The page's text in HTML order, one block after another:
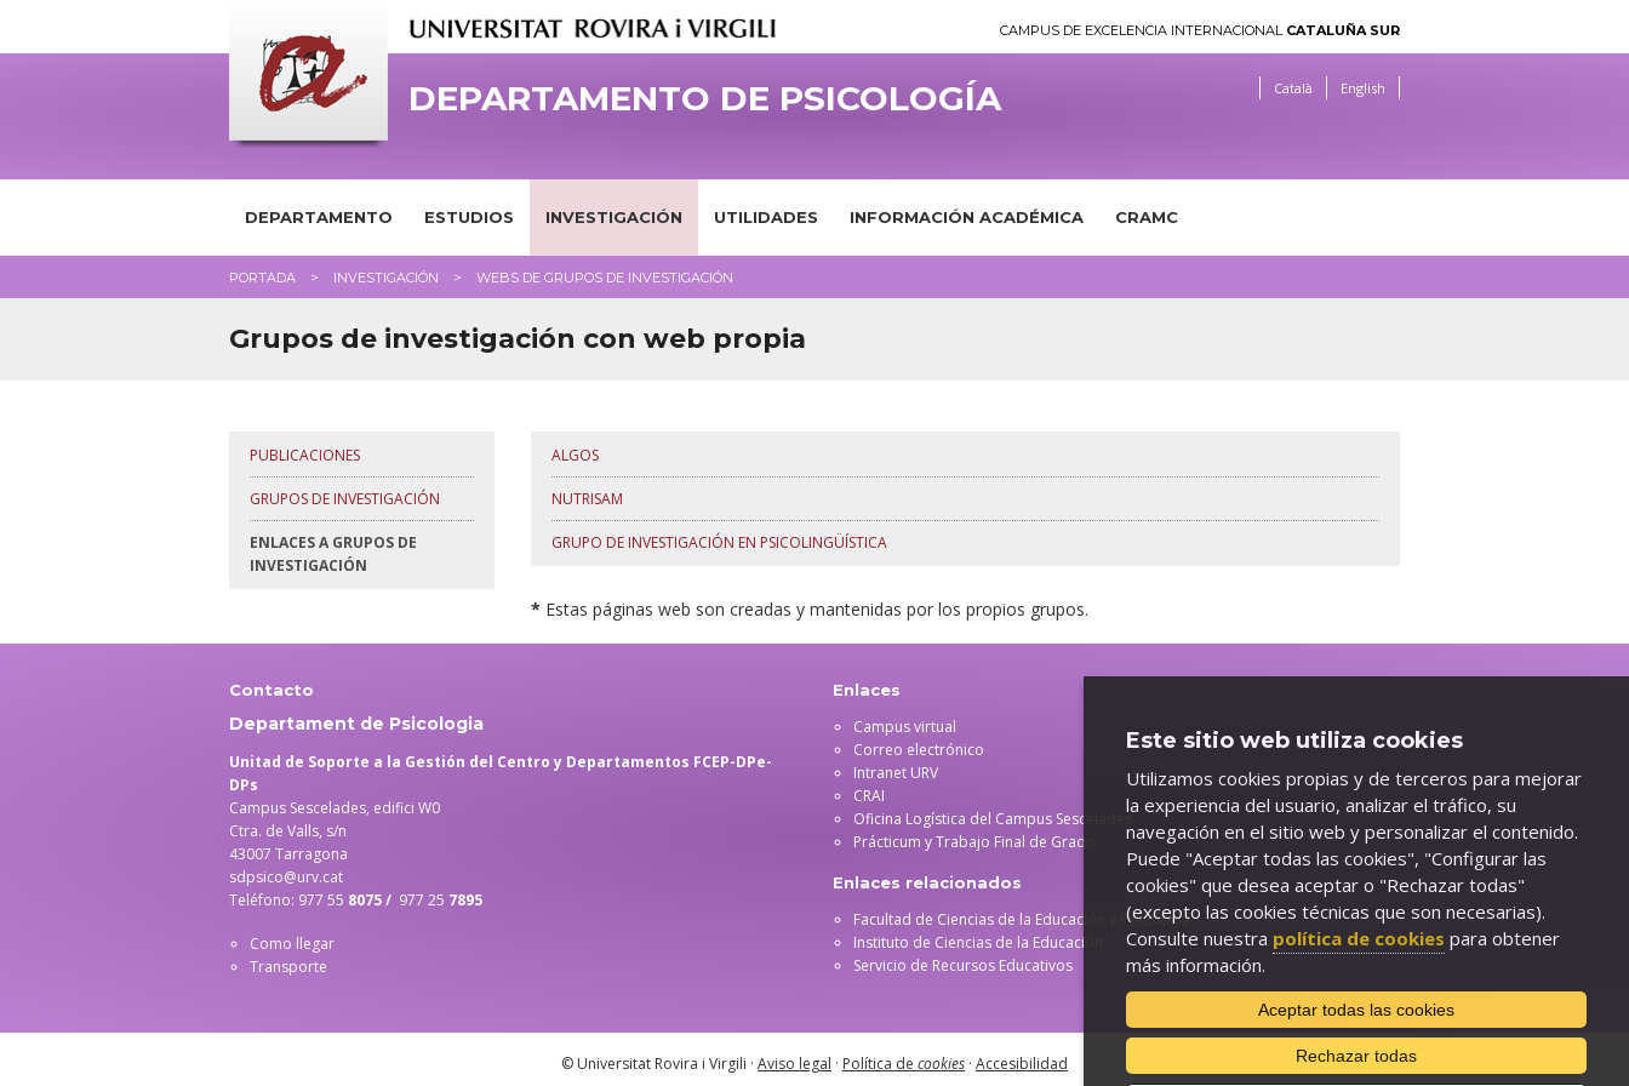
CAMPUS DE EXCELENCIA INTERNACIONAL CATALUÑA SUR
DEPARTAMENTO DE PSICOLOGÍA Català English
DEPARTAMENTO ESTUDIOS INVESTIGACIÓN UTILIDADES INFORMACIÓN ACADÉMICA CRAMC
PORTADA INVESTIGACIÓN WEBS DE GRUPOS DE INVESTIGACIÓN
Grupos de investigación con web propia
PUBLICACIONES
GRUPOS DE INVESTIGACIÓN
ENLACES A GRUPOS DE
INVESTIGACIÓN
ALGOS
NUTRISAM
GRUPO DE INVESTIGACIÓN EN PSICOLINGÜÍSTICA
* Estas páginas web son creadas y mantenidas por los propios grupos.
Contacto
Departament de Psicologia
Unitad de Soporte a la Gestión del Centro y Departamentos FCEP-DPe-
DPs
Campus Sescelades, edifici W0
Ctra. de Valls, s/n
43007 Tarragona
sdpsico@urv.cat
Teléfono: 977 55 8075 / 977 25 7895
Como llegar
Transporte
Enlaces
Campus virtual
Correo electrónico
Intranet URV
CRAI
Oficina Logística del Campus Sescelades
Prácticum y Trabajo Final de Grado
Enlaces relacionados
Facultad de Ciencias de la Educación y Psicología
Instituto de Ciencias de la Educación
Servicio de Recursos Educativos
© Universitat Rovira i Virgili · Aviso legal · Política de cookies · Accesibilidad
Este sitio web utiliza cookies
Utilizamos cookies propias y de terceros para mejorar
la experiencia del usuario, analizar el tráfico, su
navegación en el sitio web y personalizar el contenido.
Puede "Aceptar todas las cookies", "Configurar las
cookies" que desea aceptar o "Rechazar todas"
(excepto las cookies técnicas que son necesarias).
Consulte nuestra política de cookies para obtener
más información.
Aceptar todas las cookies
Rechazar todas